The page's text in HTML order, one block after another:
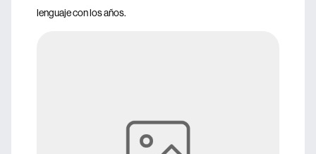
lenguaje con los años.